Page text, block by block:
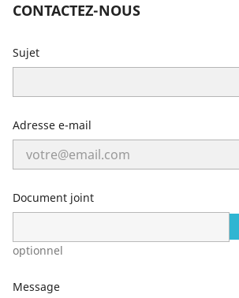
CONTACTEZ-NOUS
Sujet
Adresse e-mail
Document joint
optionnel
Message